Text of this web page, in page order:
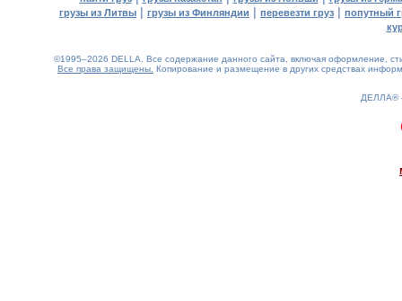
грузы из Литвы | грузы из Финляндии | перевезти груз | попутный
©1995–2026 DELLA. Все содержание данного сайта, включая оформление,
Все права защищены. Копирование и размещение в других средствах